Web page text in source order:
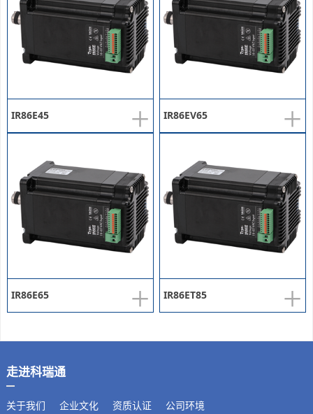
+
IR86E45 +
IR86EV65
+
IR86E65 +
IR86ET85
走进科瑞通
关于我们 企业文化 资质认证 公司环境